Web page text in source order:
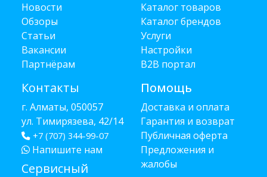
Новости
Обзоры
Статьи
Вакансии
Партнёрам
Контакты
г. Алматы, 050057
ул. Тимирязева, 42/14
+7 (707) 344-99-07
Напишите нам
Сервисный
Каталог товаров
Каталог брендов
Услуги
Настройки
B2B портал
Помощь
Доставка и оплата
Гарантия и возврат
Публичная оферта
Предложения и
жалобы